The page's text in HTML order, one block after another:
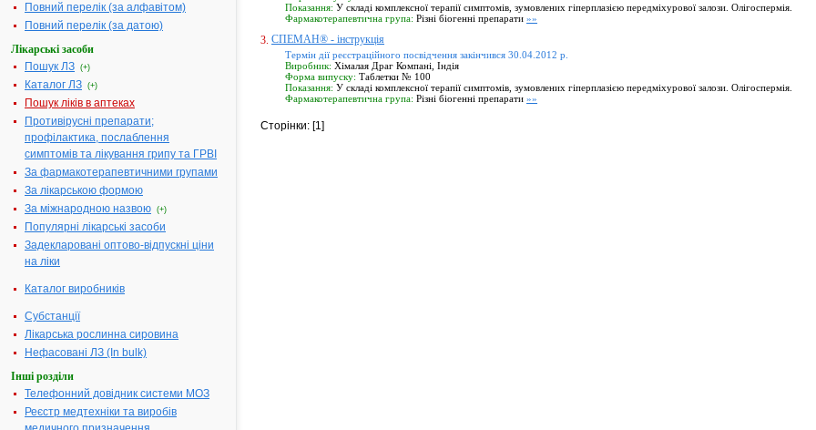
Повний перелік (за алфавітом)
Повний перелік (за датою)
Лікарські засоби
Пошук ЛЗ (+)
Каталог ЛЗ (+)
Пошук ліків в аптеках
Противірусні препарати;
профілактика, послаблення
симптомів та лікування грипу та ГРВІ
За фармакотерапевтичними групами
За лікарською формою
За міжнародною назвою (+)
Популярні лікарські засоби
Задекларовані оптово-відпускні ціни
на ліки
Каталог виробників
Субстанції
Лікарська рослинна сировина
Нефасовані ЛЗ (In bulk)
Інші розділи
Телефонний довідник системи МОЗ
Реєстр медтехніки та виробів
Показання: У складі комплексної терапії симптомів, зумовлених гіперплазією передміхурової залози. Олігоспермія.
Фармакотерапевтична група: Різні біогенні препарати »»
3. СПЕМАН® - інструкція
Термін дії реєстраційного посвідчення закінчився 30.04.2012 р.
Виробник: Хімалая Драг Компані, Індія
Форма випуску: Таблетки № 100
Показання: У складі комплексної терапії симптомів, зумовлених гіперплазією передміхурової залози. Олігоспермія.
Фармакотерапевтична група: Різні біогенні препарати »»
Сторінки: [1]